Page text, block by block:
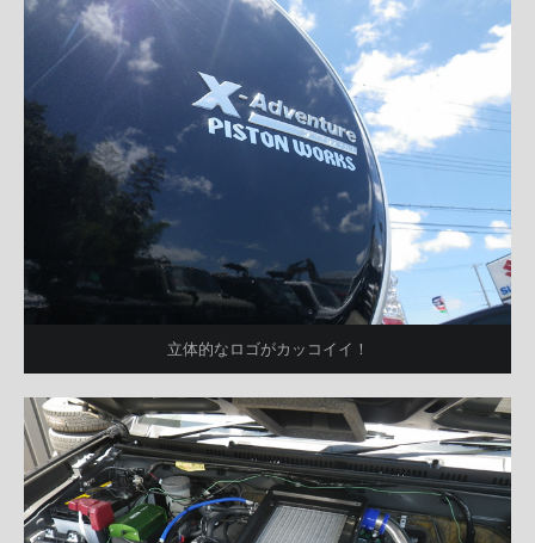
立体的なロゴがカッコイイ！